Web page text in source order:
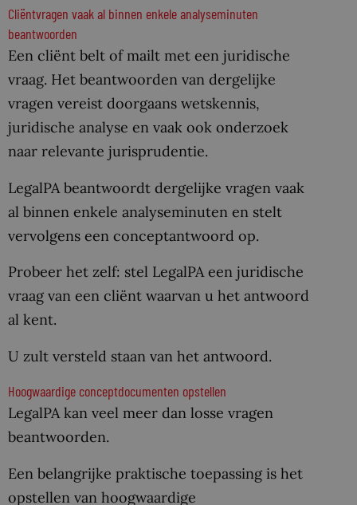
Cliëntvragen vaak al binnen enkele analyseminuten
beantwoorden
Een cliënt belt of mailt met een juridische
vraag. Het beantwoorden van dergelijke
vragen vereist doorgaans wetskennis,
juridische analyse en vaak ook onderzoek
naar relevante jurisprudentie.
LegalPA beantwoordt dergelijke vragen vaak
al binnen enkele analyseminuten en stelt
vervolgens een conceptantwoord op.
Probeer het zelf: stel LegalPA een juridische
vraag van een cliënt waarvan u het antwoord
al kent.
U zult versteld staan van het antwoord.
Hoogwaardige conceptdocumenten opstellen
LegalPA kan veel meer dan losse vragen
beantwoorden.
Een belangrijke praktische toepassing is het
opstellen van hoogwaardige